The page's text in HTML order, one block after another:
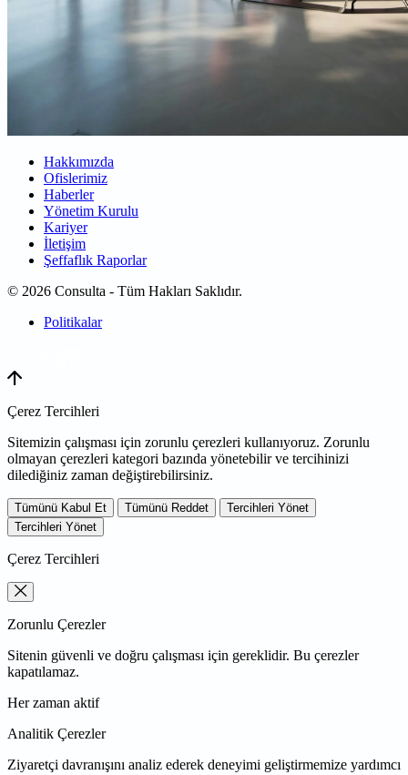
Hakkımızda
Ofislerimiz
Haberler
Yönetim Kurulu
Kariyer
İletişim
Şeffaflık Raporlar
© 2026 Consulta - Tüm Hakları Saklıdır.
Politikalar
Çerez Tercihleri
Sitemizin çalışması için zorunlu çerezleri kullanıyoruz. Zorunlu
olmayan çerezleri kategori bazında yönetebilir ve tercihinizi
dilediğiniz zaman değiştirebilirsiniz.
Tümünü Kabul Et Tümünü Reddet
Tercihleri Yönet
Tercihleri Yönet
Çerez Tercihleri
Zorunlu Çerezler
Sitenin güvenli ve doğru çalışması için gereklidir. Bu çerezler
kapatılamaz.
Her zaman aktif
Analitik Çerezler
Ziyaretçi davranışını analiz ederek deneyimi geliştirmemize yardımcı